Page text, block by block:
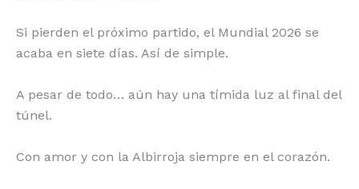
Si pierden el próximo partido, el Mundial 2026 se
acaba en siete días. Así de simple.
A pesar de todo… aún hay una tímida luz al final del
túnel.
Con amor y con la Albirroja siempre en el corazón.